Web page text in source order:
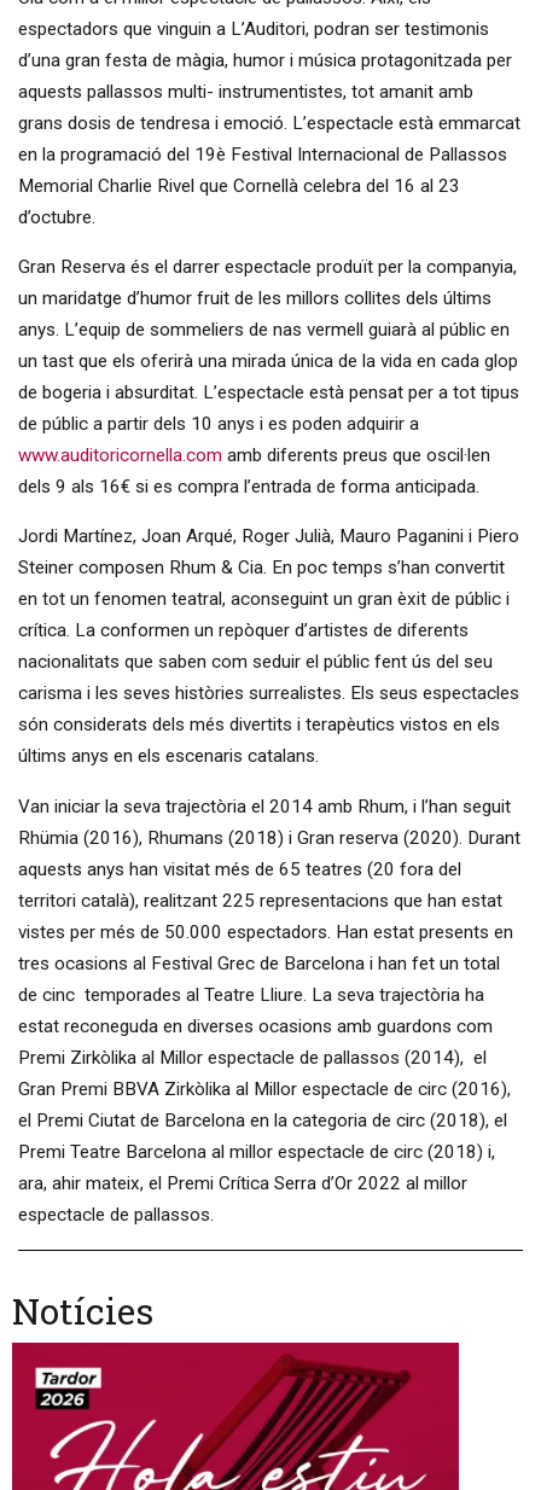
espectadors que vinguin a L’Auditori, podran ser testimonis
d’una gran festa de màgia, humor i música protagonitzada per
aquests pallassos multi- instrumentistes, tot amanit amb
grans dosis de tendresa i emoció. L’espectacle està emmarcat
en la programació del 19è Festival Internacional de Pallassos
Memorial Charlie Rivel que Cornellà celebra del 16 al 23
d’octubre.
Gran Reserva és el darrer espectacle produït per la companyia,
un maridatge d’humor fruit de les millors collites dels últims
anys. L’equip de sommeliers de nas vermell guiarà al públic en
un tast que els oferirà una mirada única de la vida en cada glop
de bogeria i absurditat. L’espectacle està pensat per a tot tipus
de públic a partir dels 10 anys i es poden adquirir a
www.auditoricornella.com amb diferents preus que oscil·len
dels 9 als 16€ si es compra l’entrada de forma anticipada.
Jordi Martínez, Joan Arqué, Roger Julià, Mauro Paganini i Piero
Steiner composen Rhum & Cia. En poc temps s’han convertit
en tot un fenomen teatral, aconseguint un gran èxit de públic i
crítica. La conformen un repòquer d’artistes de diferents
nacionalitats que saben com seduir el públic fent ús del seu
carisma i les seves històries surrealistes. Els seus espectacles
són considerats dels més divertits i terapèutics vistos en els
últims anys en els escenaris catalans.
Van iniciar la seva trajectòria el 2014 amb Rhum, i l’han seguit
Rhümia (2016), Rhumans (2018) i Gran reserva (2020). Durant
aquests anys han visitat més de 65 teatres (20 fora del
territori català), realitzant 225 representacions que han estat
vistes per més de 50.000 espectadors. Han estat presents en
tres ocasions al Festival Grec de Barcelona i han fet un total
de cinc temporades al Teatre Lliure. La seva trajectòria ha
estat reconeguda en diverses ocasions amb guardons com
Premi Zirkòlika al Millor espectacle de pallassos (2014), el
Gran Premi BBVA Zirkòlika al Millor espectacle de circ (2016),
el Premi Ciutat de Barcelona en la categoria de circ (2018), el
Premi Teatre Barcelona al millor espectacle de circ (2018) i,
ara, ahir mateix, el Premi Crítica Serra d’Or 2022 al millor
espectacle de pallassos.
Notícies